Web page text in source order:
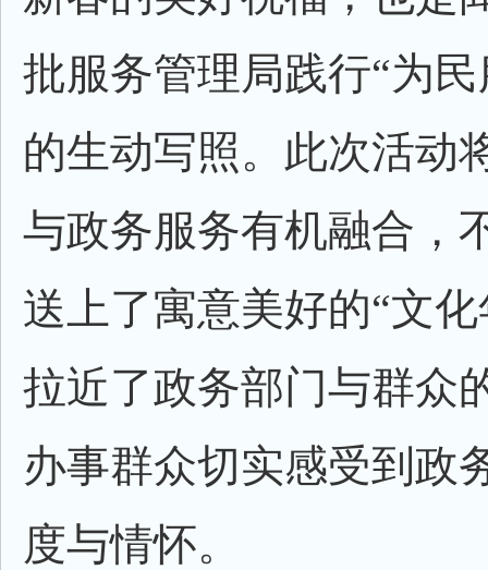
批服务管理局践行“为
的生动写照。此次活动
与政务服务有机融合，
送上了寓意美好的“文
拉近了政务部门与群众
办事群众切实感受到政
度与情怀。